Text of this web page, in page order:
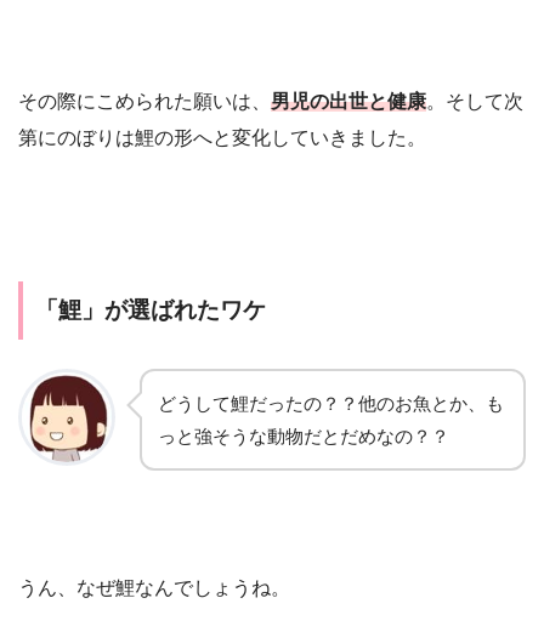
その際にこめられた願いは、 男児の出世と健康。そして次
第にのぼりは鯉の形へと変化していきました。
「鯉」が選ばれたワケ
どうして鯉だったの？？他のお魚とか、も
っと強そうな動物だとだめなの？？
うん、なぜ鯉なんでしょうね。